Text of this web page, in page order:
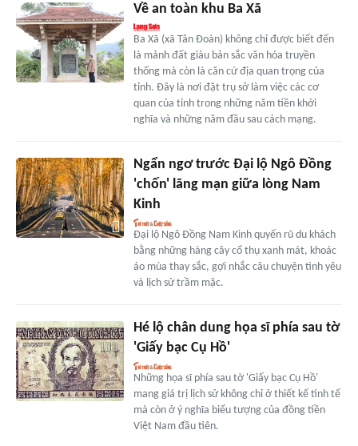
Về an toàn khu Ba Xã
Ba Xã (xã Tân Đoàn) không chỉ được biết đến
là mảnh đất giàu bản sắc văn hóa truyền
thống mà còn là căn cứ địa quan trọng của
tỉnh. Đây là nơi đặt trụ sở làm việc các cơ
quan của tỉnh trong những năm tiền khởi
nghĩa và những năm đầu sau cách mạng.
Ngẩn ngơ trước Đại lộ Ngô Đồng
'chốn' lãng mạn giữa lòng Nam
Kinh
Đại lộ Ngô Đồng Nam Kinh quyến rũ du khách
bằng những hàng cây cổ thụ xanh mát, khoác
áo mùa thay sắc, gợi nhắc câu chuyện tình yêu
và lịch sử trầm mặc.
Hé lộ chân dung họa sĩ phía sau tờ
'Giấy bạc Cụ Hồ'
Những họa sĩ phía sau tờ 'Giấy bạc Cụ Hồ'
mang giá trị lịch sử không chỉ ở thiết kế tinh tế
mà còn ở ý nghĩa biểu tượng của đồng tiền
Việt Nam đầu tiên.